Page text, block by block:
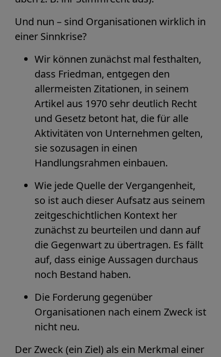
Und nun – sind Organisationen wirklich in
einer Sinnkrise?
Wir können zunächst mal festhalten,
dass Friedman, entgegen den
allermeisten Zitationen, in seinem
Artikel aus 1970 sehr deutlich Recht
und Gesetz betont hat, die für alle
Aktivitäten von Unternehmen gelten,
sie sozusagen in einen
Handlungsrahmen einbauen.
Wie jede Quelle der Vergangenheit,
so ist auch dieser Aufsatz aus seinem
zeitgeschichtlichen Kontext her
zunächst zu beurteilen und dann auf
die Gegenwart zu übertragen. Es fällt
auf, dass einige Aussagen durchaus
noch Bestand haben.
Die Forderung gegenüber
Organisationen nach einem Zweck ist
nicht neu.
Der Zweck (ein Ziel) als ein Merkmal einer